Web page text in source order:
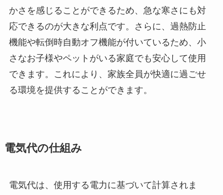
かさを感じることができるため、急な寒さにも対
応できるのが大きな利点です。さらに、過熱防止
機能や転倒時自動オフ機能が付いているため、小
さなお子様やペットがいる家庭でも安心して使用
できます。これにより、家族全員が快適に過ごせ
る環境を提供することができます。
電気代の仕組み
電気代は、使用する電力に基づいて計算されま